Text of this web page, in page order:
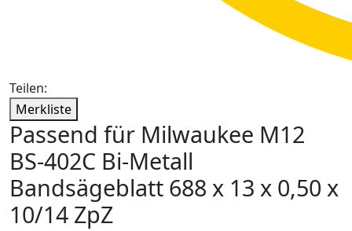
Teilen:
Merkliste
Passend für Milwaukee M12
BS-402C Bi-Metall
Bandsägeblatt 688 x 13 x 0,50 x
10/14 ZpZ